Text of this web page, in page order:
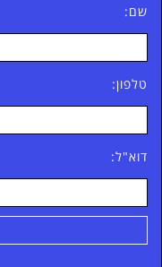
שם:
טלפון:
דוא"ל: